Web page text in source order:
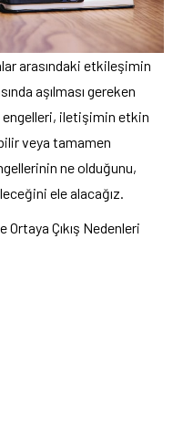
arasındaki etkileşimin
aşılması gereken
iletişimin etkin
veya tamamen
ne olduğunu,
ele alacağız.
Çıkış Nedenleri